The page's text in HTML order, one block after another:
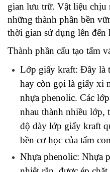
gian lưu trữ. Vật liệu
những thành phần bền
thời gian sử dụng lên đến
Thành phần cấu tạo tấm
Lớp giấy kraft: Đây là
hay còn gọi là giấy xi
nhựa phenolic. Các
nhau thành nhiều lớp,
độ dày lớp giấy kraft
bền cơ học của tấm
Nhựa phenolic: Nhựa